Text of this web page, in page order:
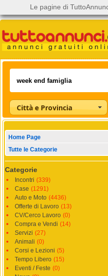
Città e Provincia
Home Page
Tutte le Categorie
Categorie
Incontri (339)
Case (1291)
Auto e Moto (4436)
Offerte di Lavoro (13)
CV/Cerco Lavoro (0)
Compra e Vendi (14)
Servizi (27)
Animali (0)
Corsi e Lezioni (5)
Tempo Libero (15)
Eventi / Feste (0)
Le pagine di